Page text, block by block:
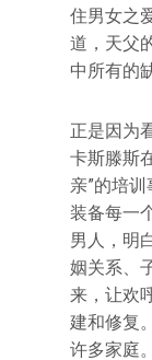
住男女之
道，天父
中所有的
正是因为
卡斯滕斯
亲”的培
装备每一
男人，明
姻关系、
来，让欢
建和修复
许多家庭。